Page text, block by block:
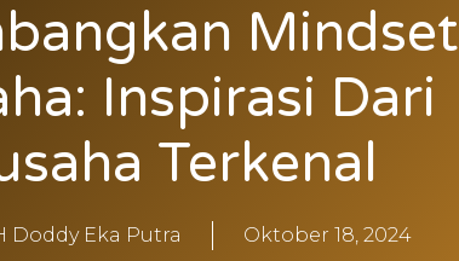
Mindset
Inspirasi Dari
Terkenal
Doddy Eka Putra Oktober 18, 2024